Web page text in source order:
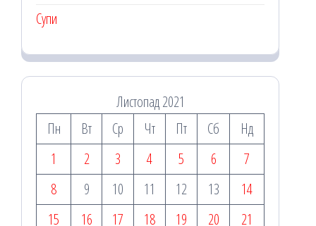
Супи
Листопад 2021
Пн
Вт Ср Чт Пт Сб
Нд
1
2 3 4 5 6
7
8
9 10 11 12 13
14
15
16 17 18 19 20 21